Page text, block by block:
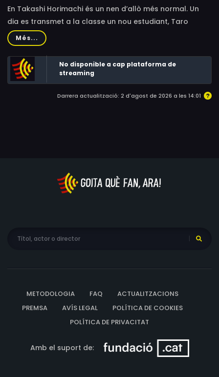
En Takashi Horimachi és un nen d’allò més normal. Un
dia es transmet a la classe un nou estudiant, Taro
Tanaka. És blau, amb grans ulls, orelles punxegudes i un
cap calb amb una banya. En Takashi, obsessionat en
saber més del seu nou i estrany company el seguirà a
totes bandes, però només acabarà caient en les
bromes i trampes «còsmiques» d’en Taro.
Més...
No disponible a cap plataforma de
streaming
Darrera actualització: 2 d'agost de 2026 a les 14:01
METODOLOGIA FAQ
ACTUALITZACIONS
PREMSA
AVÍS LEGAL
POLÍTICA DE COOKIES
POLÍTICA DE PRIVACITAT
Amb el suport de: